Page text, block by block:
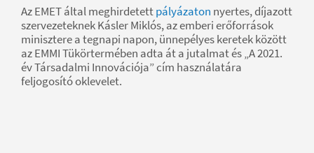
Az EMET által meghirdetettpályázaton nyertes, díjazott
szervezeteknek Kásler Miklós, az emberi erőforrások
minisztere a tegnapi napon, ünnepélyes keretek között
az EMMI Tükörtermében adta át a jutalmat és „A 2021.
év Társadalmi Innovációja” cím használatára
feljogosító oklevelet.